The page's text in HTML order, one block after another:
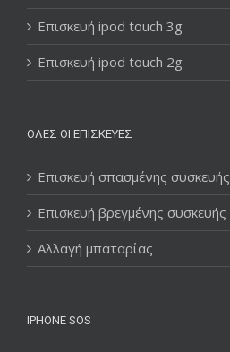
Επισκευή ipod touch 3g
Επισκευή ipod touch 2g
ΌΛΕΣ ΟΙ ΕΠΙΣΚΕΥΈΣ
Επισκευή σπασμένης συσκευής
Επισκευή βρεγμένης συσκευής
Αλλαγή μπαταρίας
IPHONE SOS